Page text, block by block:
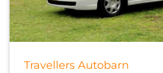
Travellers Autobarn